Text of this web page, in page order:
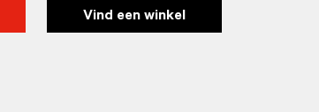
Vind een winkel